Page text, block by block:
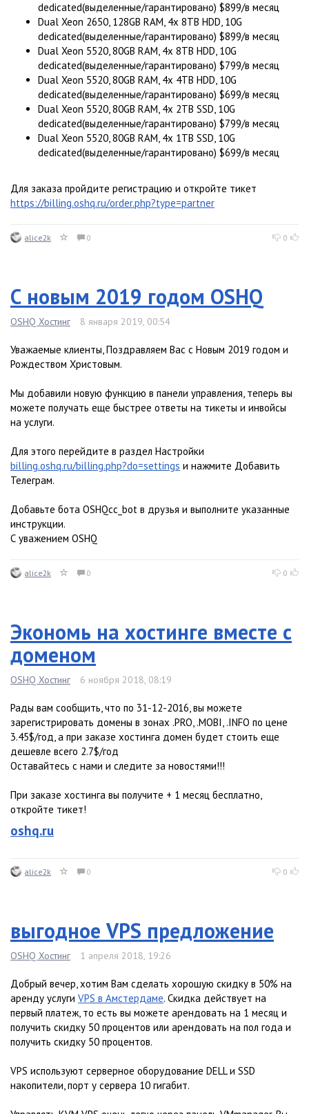
dedicated(выделенные/гарантировано) $899/в месяц
Dual Xeon 2650, 128GB RAM, 4x 8TB HDD, 10G
dedicated(выделенные/гарантировано) $899/в месяц
Dual Xeon 5520, 80GB RAM, 4x 8TB HDD, 10G
dedicated(выделенные/гарантировано) $799/в месяц
Dual Xeon 5520, 80GB RAM, 4x 4TB HDD, 10G
dedicated(выделенные/гарантировано) $699/в месяц
Dual Xeon 5520, 80GB RAM, 4x 2TB SSD, 10G
dedicated(выделенные/гарантировано) $799/в месяц
Dual Xeon 5520, 80GB RAM, 4x 1TB SSD, 10G
dedicated(выделенные/гарантировано) $699/в месяц
Для заказа пройдите регистрацию и откройте тикет
https://billing.oshq.ru/order.php?type=partner
alice2k 0 0
С новым 2019 годом OSHQ
OSHQ Хостинг 8 января 2019, 00:54
Уважаемые клиенты, Поздравляем Вас с Новым 2019 годом и
Рождеством Христовым.
Мы добавили новую функцию в панели управления, теперь вы
можете получать еще быстрее ответы на тикеты и инвойсы
на услуги.
Для этого перейдите в раздел Настройки
billing.oshq.ru/billing.php?do=settings и нажмите Добавить
Телеграм.
Добавьте бота OSHQcc_bot в друзья и выполните указанные
инструкции.
С уважением OSHQ
alice2k 0 0
Экономь на хостинге вместе с
доменом
OSHQ Хостинг 6 ноября 2018, 08:19
Рады вам сообщить, что по 31-12-2016, вы можете
зарегистрировать домены в зонах .PRO, .MOBI, .INFO по цене
3.45$/год, а при заказе хостинга домен будет стоить еще
дешевле всего 2.7$/год
Оставайтесь с нами и следите за новостями!!!
При заказе хостинга вы получите + 1 месяц бесплатно,
откройте тикет!
oshq.ru
alice2k 0 0
выгодное VPS предложение
OSHQ Хостинг 1 апреля 2018, 19:26
Добрый вечер, хотим Вам сделать хорошую скидку в 50% на
аренду услуги VPS в Амстердаме. Скидка действует на
первый платеж, то есть вы можете арендовать на 1 месяц и
получить скидку 50 процентов или арендовать на пол года и
получить скидку 50 процентов.
VPS используют серверное оборудование DELL и SSD
накопители, порт у сервера 10 гигабит.